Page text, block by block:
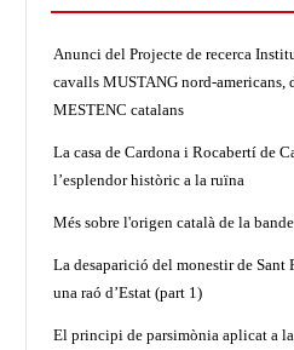
Anunci del Projecte de recerca
cavalls MUSTANG nord-americans,
MESTENC catalans
La casa de Cardona i Rocabertí de
l’esplendor històric a la ruïna
Més sobre l'origen català de la
La desaparició del monestir de Sant
una raó d’Estat (part 1)
El principi de parsimònia aplicat a